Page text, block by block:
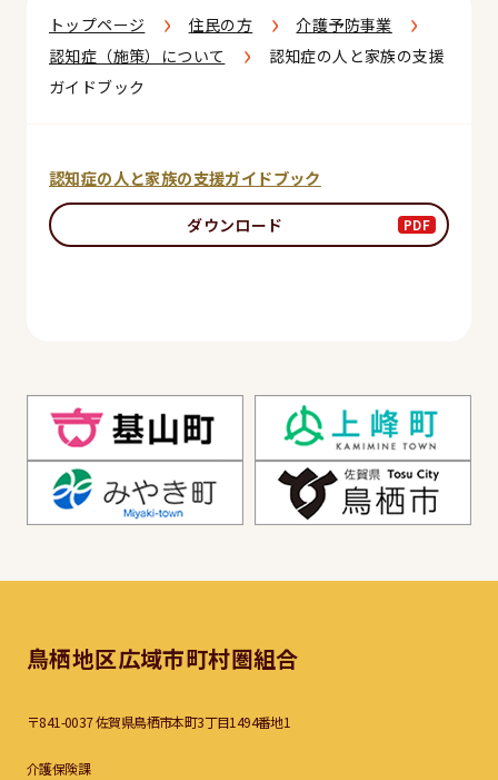
トップページ › 住民の方 › 介護予防事業 ›
認知症（施策）について ›
認知症の人と家族の支援
ガイドブック
認知症の人と家族の支援ガイドブック
ダウンロード
鳥栖地区広域市町村圏組合
〒841-0037 佐賀県鳥栖市本町3丁目1494番地1
介護保険課